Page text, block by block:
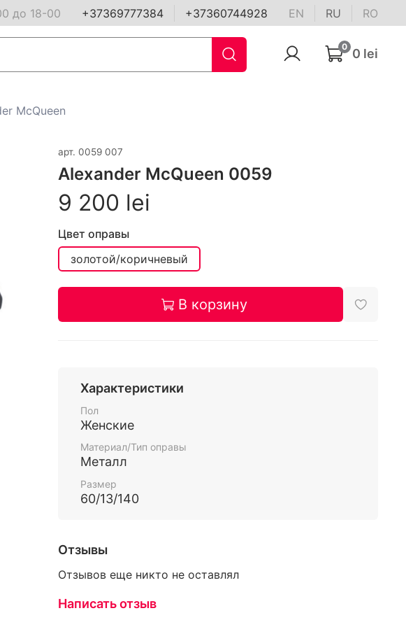
до 18-00 +37369777384 +37360744928 EN RU RO
0 0 lei
McQueen
арт. 0059 007
Alexander McQueen 0059
9 200 lei
Цвет оправы
золотой/коричневый
В корзину
Характеристики
Пол
Женские
Материал/Тип оправы
Металл
Размер
60/13/140
Отзывы
Отзывов еще никто не оставлял
Написать отзыв